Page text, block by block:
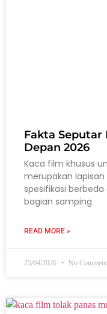
Fakta Seputar
Depan 2026
Kaca film khusus
merupakan
spesifikasi
bagian samping
READ MORE »
25/04/2026 No